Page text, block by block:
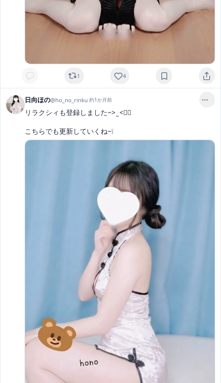
1 4
日向ほの@ho_no_rinku·約1か月前
リラクシィも登録しました~> ̫ <👍🏻
こちらでも更新していくね~❕